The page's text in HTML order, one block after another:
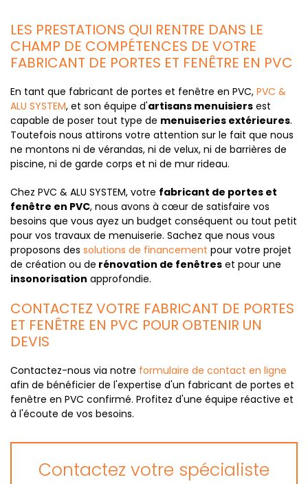
LES PRESTATIONS QUI RENTRE DANS LE
CHAMP DE COMPÉTENCES DE VOTRE
FABRICANT DE PORTES ET FENÊTRE EN PVC
En tant que fabricant de portes et fenêtre en PVC, PVC &
ALU SYSTEM, et son équipe d'artisans menuisiers est
capable de poser tout type de menuiseries extérieures.
Toutefois nous attirons votre attention sur le fait que nous
ne montons ni de vérandas, ni de velux, ni de barrières de
piscine, ni de garde corps et ni de mur rideau.
Chez PVC & ALU SYSTEM, votre fabricant de portes et
fenêtre en PVC, nous avons à cœur de satisfaire vos
besoins que vous ayez un budget conséquent ou tout petit
pour vos travaux de menuiserie. Sachez que nous vous
proposons des solutions de financement pour votre projet
de création ou de rénovation de fenêtres et pour une
insonorisation approfondie.
CONTACTEZ VOTRE FABRICANT DE PORTES
ET FENÊTRE EN PVC POUR OBTENIR UN
DEVIS
Contactez-nous via notre formulaire de contact en ligne
afin de bénéficier de l'expertise d'un fabricant de portes et
fenêtre en PVC confirmé. Profitez d'une équipe réactive et
à l'écoute de vos besoins.
Contactez votre spécialiste